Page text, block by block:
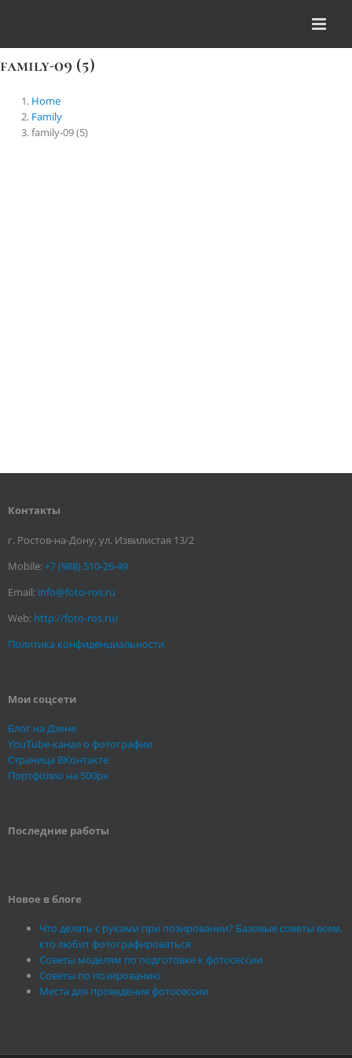
family-09 (5)
Home
Family
family-09 (5)
Контакты
г. Ростов-на-Дону, ул. Извилистая 13/2
Mobile:+7 (988) 510-26-49
Email: info@foto-ros.ru
Web: http://foto-ros.ru/
Политика конфиденциальности
Мои соцсети
Блог на Дзене
YouTube-канал о фотографии
Страница ВКонтакте
Портфолио на 500px
Последние работы
Новое в блоге
Что делать с руками при позировании? Базовые советы всем,
кто любит фотографироваться
Советы моделям по подготовке к фотосессии
Советы по позированию
Места для проведения фотосессии